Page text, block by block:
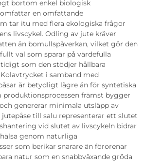
bortom enkel biologisk
en omfattande
tar itu med flera ekologiska frågor
livscykel. Odling av jute kräver
än bomullspåverkan, vilket gör den
val som sparar på värdefulla
som den stödjer hållbara
i samband med
är betydligt lägre än för syntetiska
produktionsprocessen främst bygger
genererar minimala utsläpp av
jutepåse till salu representerar ett slutet
vid slutet av livscykeln bidrar
genom naturliga
som berikar snarare än förorenar
natur som en snabbväxande gröda